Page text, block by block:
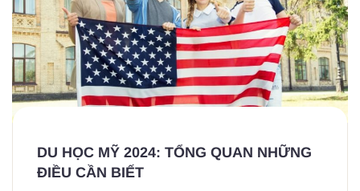
DU HỌC MỸ 2024: TỔNG QUAN NHỮNG
ĐIỀU CẦN BIẾT